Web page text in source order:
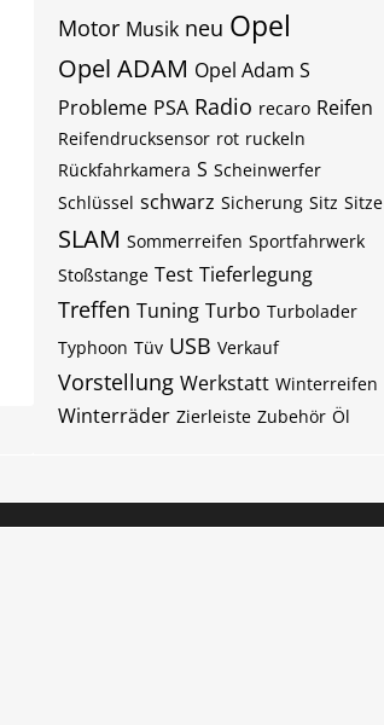
Motor Musik neu Opel
Opel ADAM Opel Adam S
Probleme PSA Radio recaro Reifen
Reifendrucksensor rot ruckeln
Rückfahrkamera S Scheinwerfer
Schlüssel schwarz Sicherung Sitz Sitze
SLAM Sommerreifen Sportfahrwerk
Stoßstange Test Tieferlegung
Treffen Tuning Turbo Turbolader
Typhoon Tüv USB Verkauf
Vorstellung Werkstatt Winterreifen
Winterräder Zierleiste Zubehör Öl